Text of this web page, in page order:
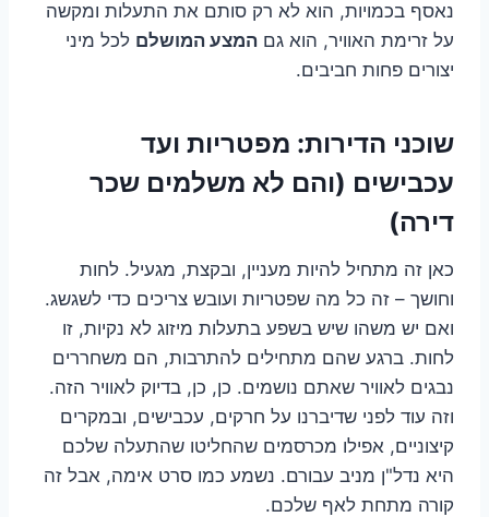
נאסף בכמויות, הוא לא רק סותם את התעלות ומקשה
על זרימת האוויר, הוא גם המצע המושלם לכל מיני
יצורים פחות חביבים.
שוכני הדירות: מפטריות ועד
עכבישים (והם לא משלמים שכר
דירה)
כאן זה מתחיל להיות מעניין, ובקצת, מגעיל. לחות
וחושך – זה כל מה שפטריות ועובש צריכים כדי לשגשג.
ואם יש משהו שיש בשפע בתעלות מיזוג לא נקיות, זו
לחות. ברגע שהם מתחילים להתרבות, הם משחררים
נבגים לאוויר שאתם נושמים. כן, כן, בדיוק לאוויר הזה.
וזה עוד לפני שדיברנו על חרקים, עכבישים, ובמקרים
קיצוניים, אפילו מכרסמים שהחליטו שהתעלה שלכם
היא נדל"ן מניב עבורם. נשמע כמו סרט אימה, אבל זה
קורה מתחת לאף שלכם.